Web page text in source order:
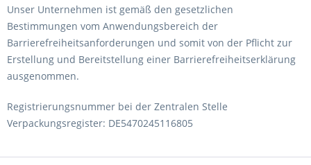
Unser Unternehmen ist gemäß den gesetzlichen
Bestimmungen vom Anwendungsbereich der
Barrierefreiheitsanforderungen und somit von der Pflicht zur
Erstellung und Bereitstellung einer Barrierefreiheitserklärung
ausgenommen.
Registrierungsnummer bei der Zentralen Stelle
Verpackungsregister: DE5470245116805